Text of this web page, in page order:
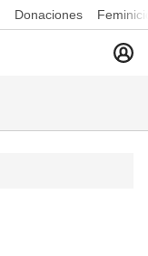
Donaciones